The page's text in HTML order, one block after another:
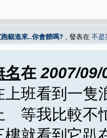
貓進來..你會餵嗎? , 發表在 不是
名在2007/09/
班看到一隻
等我比較不